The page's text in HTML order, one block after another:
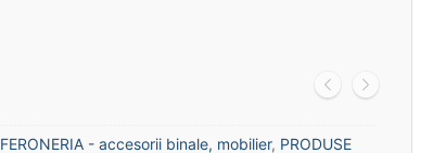
FERONERIA - accesorii binale, mobilier, PRODUSE